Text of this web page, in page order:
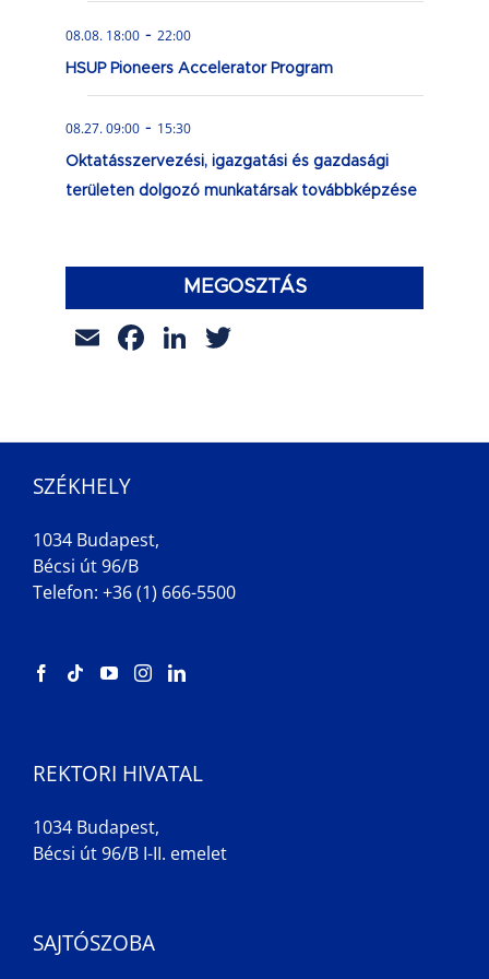
08.08. 18:00 - 22:00
HSUP Pioneers Accelerator Program
08.27. 09:00 - 15:30
Oktatásszervezési, igazgatási és gazdasági
területen dolgozó munkatársak továbbképzése
MEGOSZTÁS
EmailFacebook
LinkedIn
SZÉKHELY
1034 Budapest,
Bécsi út 96/B
Telefon: +36 (1) 666-5500
REKTORI HIVATAL
1034 Budapest,
Bécsi út 96/B I-II. emelet
SAJTÓSZOBA